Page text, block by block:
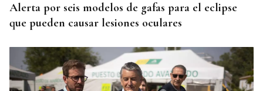
Alerta por seis modelos de gafas para el eclipse
que pueden causar lesiones oculares